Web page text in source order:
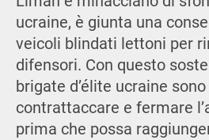
ucraine, è giunta una
veicoli blindati lettoni per
difensori. Con questo
brigate d’élite ucraine
contrattaccare e fermare
prima che possa